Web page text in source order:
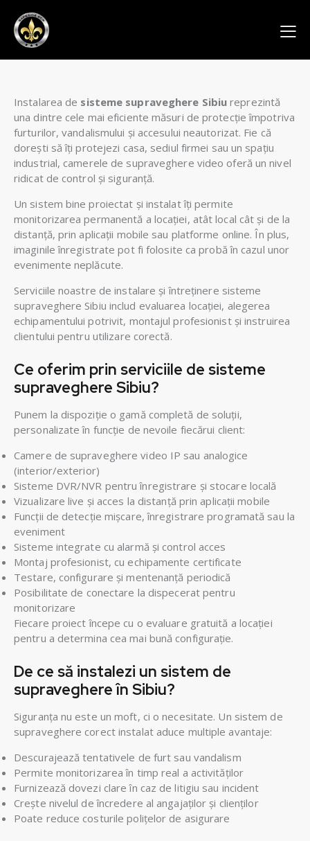
Instalarea de sisteme supraveghere Sibiu reprezintă
una dintre cele mai eficiente măsuri de protecție împotriva
furturilor, vandalismului și accesului neautorizat. Fie că
dorești să îți protejezi casa, sediul firmei sau un spațiu
industrial, camerele de supraveghere video oferă un nivel
ridicat de control și siguranță.
Un sistem bine proiectat și instalat îți permite
monitorizarea permanentă a locației, atât local cât și de la
distanță, prin aplicații mobile sau platforme online. În plus,
imaginile înregistrate pot fi folosite ca probă în cazul unor
evenimente neplăcute.
Serviciile noastre de instalare și întreținere sisteme
supraveghere Sibiu includ evaluarea locației, alegerea
echipamentului potrivit, montajul profesionist și instruirea
clientului pentru utilizare corectă.
Ce oferim prin serviciile de sisteme
supraveghere Sibiu?
Punem la dispoziție o gamă completă de soluții,
personalizate în funcție de nevoile fiecărui client:
Camere de supraveghere video IP sau analogice
(interior/exterior)
Sisteme DVR/NVR pentru înregistrare și stocare locală
Vizualizare live și acces la distanță prin aplicații mobile
Funcții de detecție mișcare, înregistrare programată sau la
eveniment
Sisteme integrate cu alarmă și control acces
Montaj profesionist, cu echipamente certificate
Testare, configurare și mentenanță periodică
Posibilitate de conectare la dispecerat pentru
monitorizare
Fiecare proiect începe cu o evaluare gratuită a locației
pentru a determina cea mai bună configurație.
De ce să instalezi un sistem de
supraveghere în Sibiu?
Siguranța nu este un moft, ci o necesitate. Un sistem de
supraveghere corect instalat aduce multiple avantaje:
Descurajează tentativele de furt sau vandalism
Permite monitorizarea în timp real a activităților
Furnizează dovezi clare în caz de litigiu sau incident
Crește nivelul de încredere al angajaților și clienților
Poate reduce costurile polițelor de asigurare